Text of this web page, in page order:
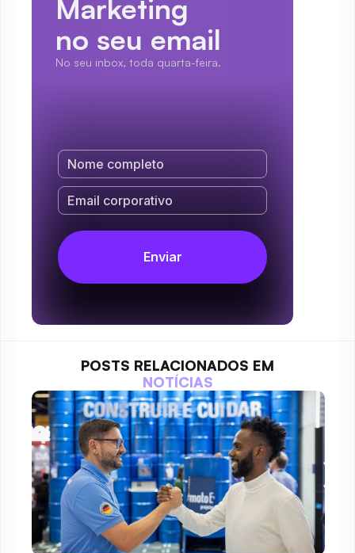
Marketing
no seu email
No seu inbox, toda quarta-feira.
POSTS RELACIONADOS EM
NOTÍCIAS